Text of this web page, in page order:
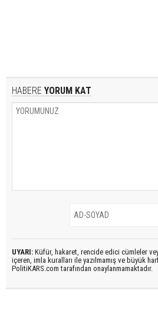
HABERE YORUM KAT
UYARI: Küfür, hakaret, rencide edici cümleler
içeren, imla kuralları ile yazılmamış ve büyük
PolitiKARS.com tarafından onaylanmamaktadır.